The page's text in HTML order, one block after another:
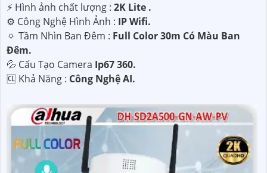
️⚡ Hình ảnh chất lượng : 2K Lite .
⚙ Công Nghệ Hình Ảnh : IP Wifi.
🔅 Tầm Nhìn Ban Đêm : Full Color 30m Có Màu Ban
Ðêm.
💦 Cấu Tạo Camera Ip67 360.
️🆑 Khả Năng : Công Nghệ AI.